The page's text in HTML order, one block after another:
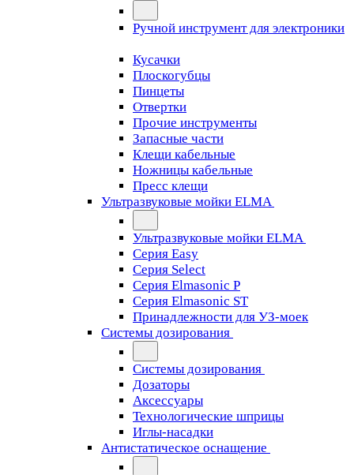
Ручной инструмент для электроники
Кусачки
Плоскогубцы
Пинцеты
Отвертки
Прочие инструменты
Запасные части
Клещи кабельные
Ножницы кабельные
Пресс клещи
Ультразвуковые мойки ELMA
Ультразвуковые мойки ELMA
Серия Easy
Серия Select
Серия Elmasonic P
Серия Elmasonic ST
Принадлежности для УЗ-моек
Системы дозирования
Системы дозирования
Дозаторы
Аксессуары
Технологические шприцы
Иглы-насадки
Антистатическое оснащение